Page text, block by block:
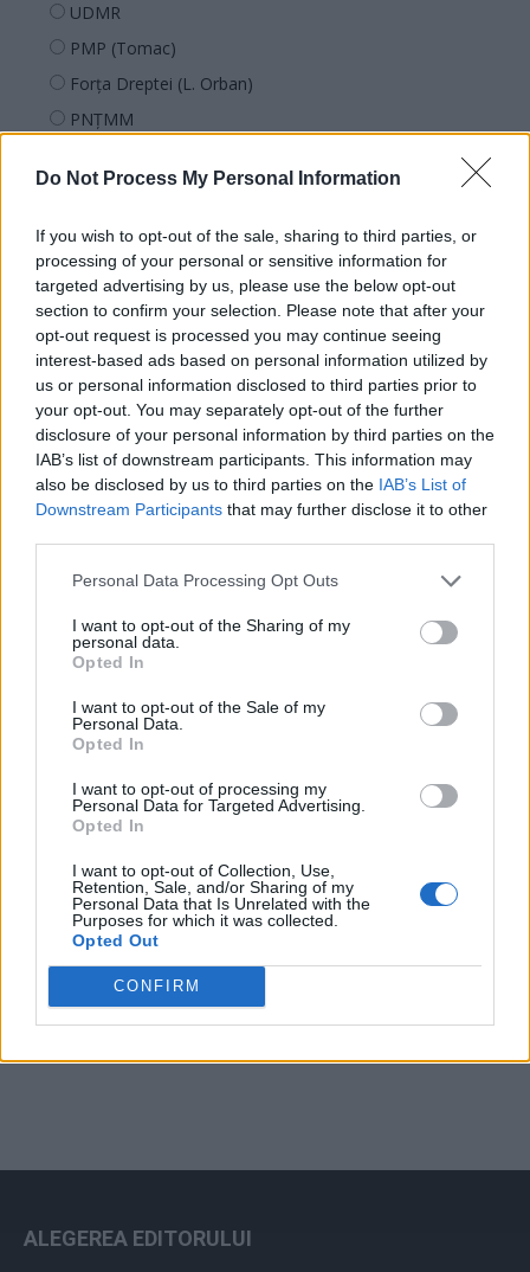
Do Not Process My Personal Information
If you wish to opt-out of the sale, sharing to third parties, or
processing of your personal or sensitive information for
targeted advertising by us, please use the below opt-out
section to confirm your selection. Please note that after your
opt-out request is processed you may continue seeing
interest-based ads based on personal information utilized by
us or personal information disclosed to third parties prior to
your opt-out. You may separately opt-out of the further
disclosure of your personal information by third parties on the
IAB’s list of downstream participants. This information may
also be disclosed by us to third parties on the IAB’s List of
Downstream Participants that may further disclose it to other
Personal Data Processing Opt Outs
I want to opt-out of the Sharing of my
personal data.
Opted In
I want to opt-out of the Sale of my
Personal Data.
Opted In
I want to opt-out of processing my
Personal Data for Targeted Advertising.
Opted In
I want to opt-out of Collection, Use,
Retention, Sale, and/or Sharing of my
Personal Data that Is Unrelated with the
Purposes for which it was collected.
Opted Out
CONFIRM
UDMR
PMP (Tomac)
Forța Dreptei (L. Orban)
PNȚMM
SENS
SOS (Șoșoacă)
POT (Gavrilă)
PACE (Peia)
Acțiunea Conservatoare (Târziu)
PDF (Lazarus)
PUSL (D. Voiculescu)
PNȚCD (Pavelescu)
PNCR (Terheș)
Partidul Patrioților (Surugiu)
FAR (Coarnă)
România pe Primul Loc (Ponta)
Altul
Arată rezultatele
ad
ALEGEREA EDITORULUI